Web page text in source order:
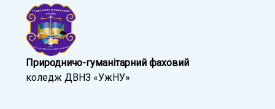
Природничо-гуманітарний фаховий
коледж ДВНЗ «УжНУ»